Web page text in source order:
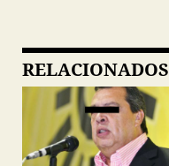
RELACIONADOS